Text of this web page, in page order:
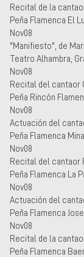
Recital de la
Peña Flamenca El
Nov08
"Manifiesto", de
Teatro Alhambra,
Nov08
Recital del cantaor
Peña Rincón
Nov08
Actuación del
Peña Flamenca
Nov08
Recital del cantaor
Peña Flamenca La
Nov08
Actuación del
Peña Flamenca
Nov08
Recital de la
Peña Flamenca